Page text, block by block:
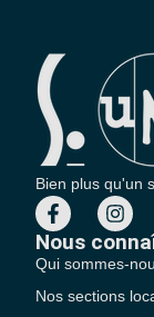
Bien plus qu'un
Nous
Qui sommes-
Nos sections